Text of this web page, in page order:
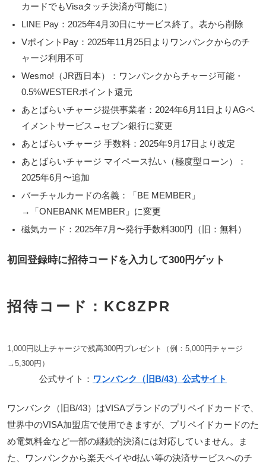
カードでもVisaタッチ決済が可能に）
LINE Pay： 2025年4月30日にサービス終了。表から削除
VポイントPay： 2025年11月25日よりワンバンクからのチ
ャージ利用不可
Wesmo!（JR西日本）：ワンバンクからチャージ可能・
0.5%WESTERポイント還元
あとばらいチャージ提供事業者： 2024年6月11日よりAGペ
イメントサービス→セブン銀行に変更
あとばらいチャージ 手数料：2025年9月17日より改定
あとばらいチャージ マイペース払い（極度型ローン）：
2025年6月〜追加
バーチャルカードの名義：「BE MEMBER」
→「 ONEBANK MEMBER 」に変更
磁気カード：2025年7月〜発行手数料300円（旧：無料）
初回登録時に招待コードを入力して300円ゲット
招待コード：KC8ZPR
1,000円以上チャージで残高300円プレゼント（例：5,000円チャージ
→5,300円）
公式サイト： ワンバンク（旧B/43）公式サイト
ワンバンク（旧B/43）はVISAブランドのプリペイドカードで、
世界中のVISA加盟店で使用できますが、プリペイドカードのた
め電気料金など一部の継続的決済には対応していません。ま
た、ワンバンクから楽天ペイやd払い等の決済サービスへのチ